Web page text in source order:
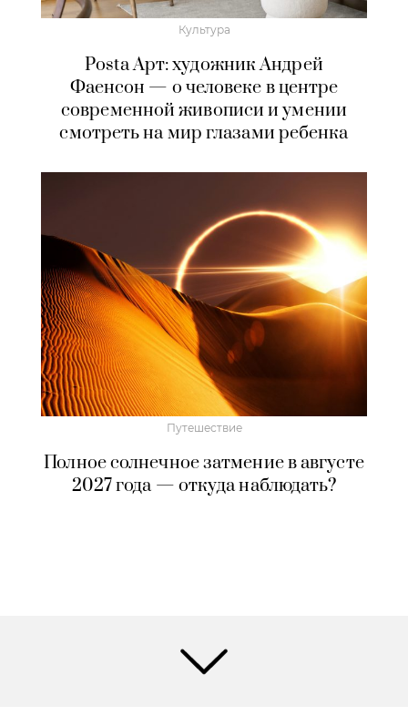
Культура
Posta Арт: художник Андрей
Фаенсон — о человеке в центре
современной живописи и умении
смотреть на мир глазами ребенка
Путешествие
Полное солнечное затмение в августе
2027 года — откуда наблюдать?